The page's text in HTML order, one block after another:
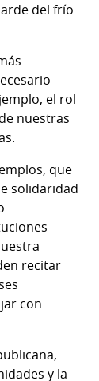
del frío
el rol
nuestras
que
solidaridad
recitar
con
y la